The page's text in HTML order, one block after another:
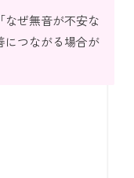
なぜ無音が不安な
につながる場合が